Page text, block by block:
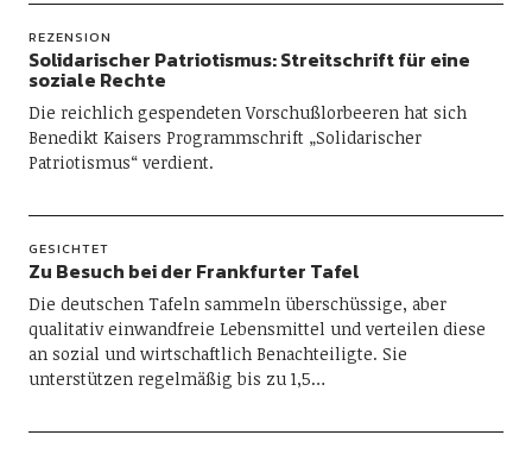
REZENSION
Solidarischer Patriotismus: Streitschrift für eine
soziale Rechte
Die reichlich gespendeten Vorschußlorbeeren hat sich
Benedikt Kaisers Programmschrift „Solidarischer
Patriotismus“ verdient.
GESICHTET
Zu Besuch bei der Frankfurter Tafel
Die deutschen Tafeln sammeln überschüssige, aber
qualitativ einwandfreie Lebensmittel und verteilen diese
an sozial und wirtschaftlich Benachteiligte. Sie
unterstützen regelmäßig bis zu 1,5…